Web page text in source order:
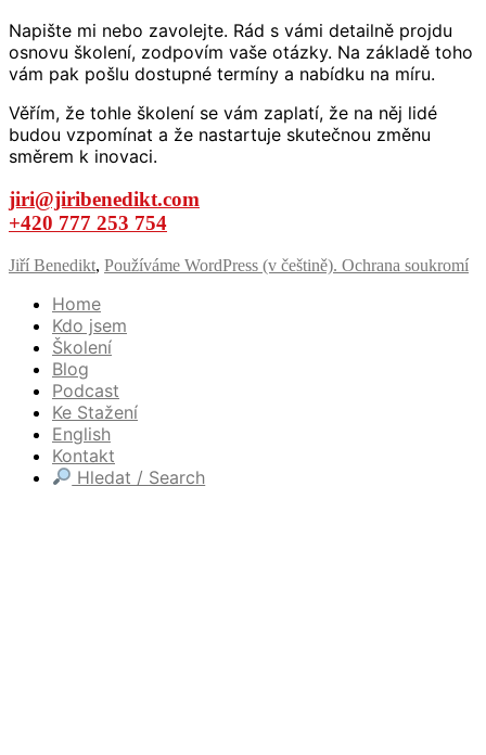
Napište mi nebo zavolejte. Rád s vámi detailně projdu
osnovu školení, zodpovím vaše otázky. Na základě toho
vám pak pošlu dostupné termíny a nabídku na míru.
Věřím, že tohle školení se vám zaplatí, že na něj lidé
budou vzpomínat a že nastartuje skutečnou změnu
směrem k inovaci.
jiri@jiribenedikt.com
+420 777 253 754
Jiří Benedikt, Používáme WordPress (v češtině). Ochrana soukromí
Home
Kdo jsem
Školení
Blog
Podcast
Ke Stažení
English
Kontakt
Hledat / Search